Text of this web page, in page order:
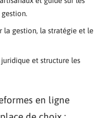
la gestion, la stratégie et le
et structure les
en ligne